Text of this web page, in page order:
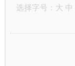
选择字号： 大 中